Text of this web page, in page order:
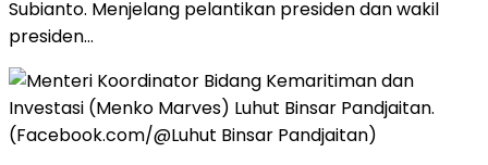
Subianto. Menjelang pelantikan presiden dan wakil
presiden…